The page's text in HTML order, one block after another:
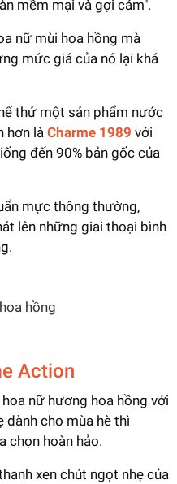
mềm mại và gợi cảm".
nữ mùi hoa hồng mà
mức giá của nó lại khá
thử một sản phẩm nước
hơn là Charme 1989 với
đến 90% bản gốc của
mực thông thường,
lên những giai thoại bình
hồng
Action
nữ hương hoa hồng với
dành cho mùa hè thì
chọn hoàn hảo.
xen chút ngọt nhẹ của